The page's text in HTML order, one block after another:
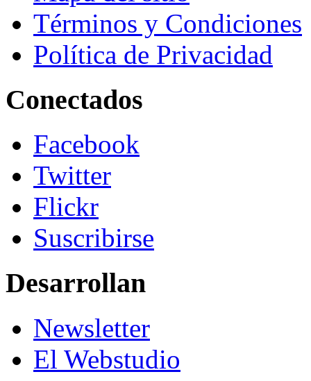
Términos y Condiciones
Política de Privacidad
Conectados
Facebook
Twitter
Flickr
Suscribirse
Desarrollan
Newsletter
El Webstudio